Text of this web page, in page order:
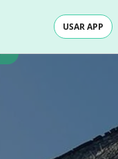
USAR APP